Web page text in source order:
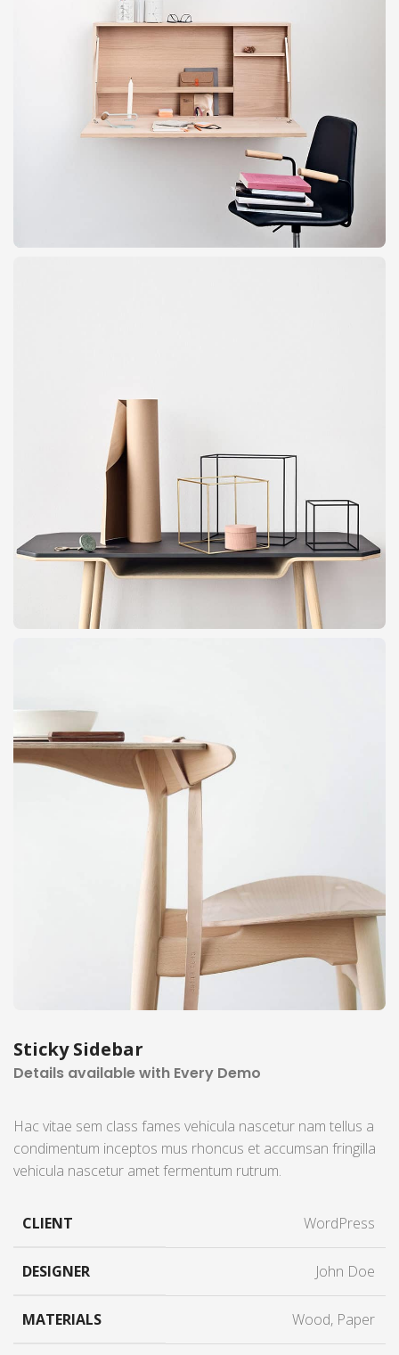
Sticky Sidebar
Details available with Every Demo
Hac vitae sem class fames vehicula nascetur nam tellus a
condimentum inceptos mus rhoncus et accumsan fringilla
vehicula nascetur amet fermentum rutrum.
CLIENT WordPress
DESIGNER John Doe
MATERIALS Wood, Paper